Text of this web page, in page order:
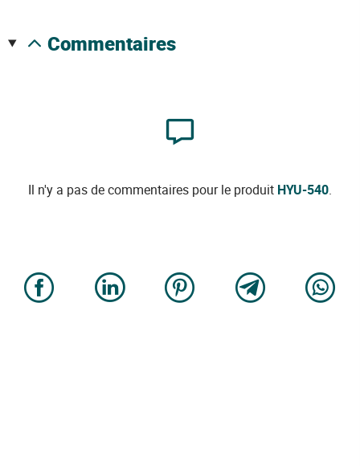
commentaires
Il n'y a pas de commentaires pour le produit HYU-540.